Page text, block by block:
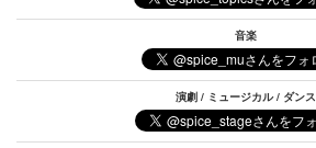
音楽
演劇 / ミュージカル / ダンス